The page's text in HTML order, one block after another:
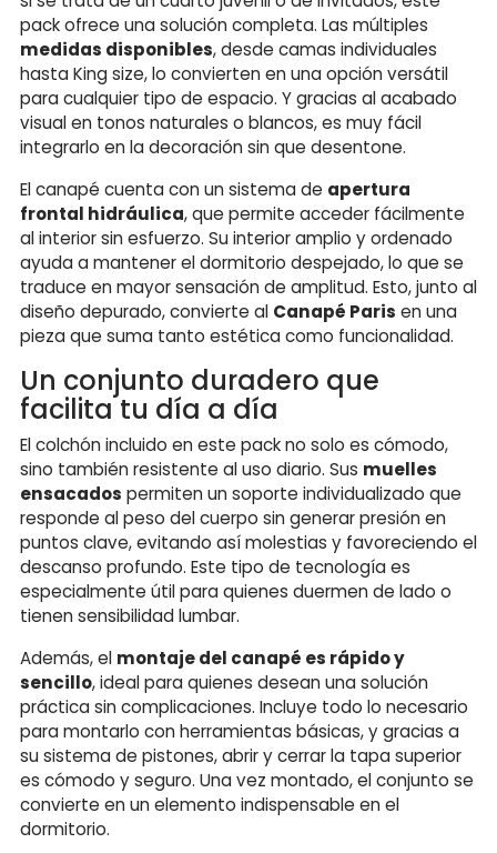
pack ofrece una solución completa. Las múltiples
medidas disponibles, desde camas individuales
hasta King size, lo convierten en una opción versátil
para cualquier tipo de espacio. Y gracias al acabado
visual en tonos naturales o blancos, es muy fácil
integrarlo en la decoración sin que desentone.
El canapé cuenta con un sistema de apertura
frontal hidráulica, que permite acceder fácilmente
al interior sin esfuerzo. Su interior amplio y ordenado
ayuda a mantener el dormitorio despejado, lo que se
traduce en mayor sensación de amplitud. Esto, junto al
diseño depurado, convierte al Canapé Paris en una
pieza que suma tanto estética como funcionalidad.
Un conjunto duradero que
facilita tu día a día
El colchón incluido en este pack no solo es cómodo,
sino también resistente al uso diario. Sus muelles
ensacados permiten un soporte individualizado que
responde al peso del cuerpo sin generar presión en
puntos clave, evitando así molestias y favoreciendo el
descanso profundo. Este tipo de tecnología es
especialmente útil para quienes duermen de lado o
tienen sensibilidad lumbar.
Además, el montaje del canapé es rápido y
sencillo, ideal para quienes desean una solución
práctica sin complicaciones. Incluye todo lo necesario
para montarlo con herramientas básicas, y gracias a
su sistema de pistones, abrir y cerrar la tapa superior
es cómodo y seguro. Una vez montado, el conjunto se
convierte en un elemento indispensable en el
dormitorio.